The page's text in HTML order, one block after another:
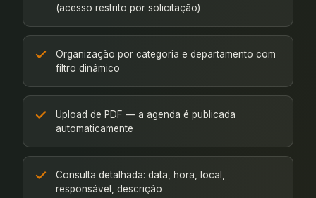
(acesso restrito por solicitação)
Organização por categoria e departamento com
filtro dinâmico
Upload de PDF — a agenda é publicada
automaticamente
Consulta detalhada: data, hora, local,
responsável, descrição